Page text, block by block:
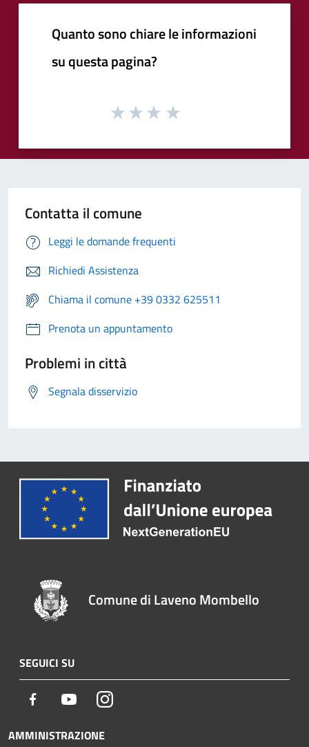
Quanto sono chiare le informazioni
su questa pagina?
Contatta il comune
Leggi le domande frequenti
Richiedi Assistenza
Chiama il comune +39 0332 625511
Prenota un appuntamento
Problemi in città
Segnala disservizio
Comune di Laveno Mombello
SEGUICI SU
Facebook YoutubeInstagram
AMMINISTRAZIONE